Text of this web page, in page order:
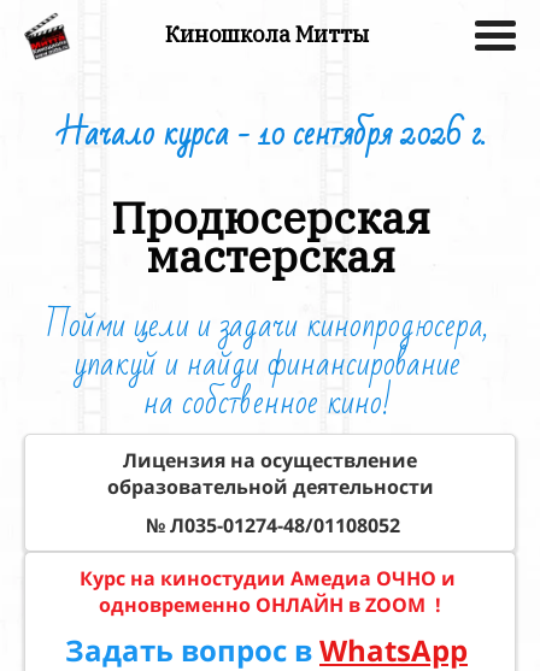
Киношкола Митты
Начало курса - 10 сентября 2026 г.
Продюсерская
мастерская
Пойми цели и задачи кинопродюсера,
упакуй инайди финансирование
насобственное кино!
Лицензия на осуществление
образовательной деятельности
№ Л035-01274-48/01108052
Курс на киностудии Амедиа ОЧНО и
одновременно ОНЛАЙН в ZOOM !
Задать вопрос вWhatsApp